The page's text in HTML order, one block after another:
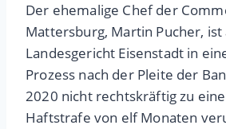
Der ehemalige Chef der
Mattersburg, Martin Pucher, ist
Landesgericht Eisenstadt in
Prozess nach der Pleite der
2020 nicht rechtskräftig zu
Haftstrafe von elf Monaten